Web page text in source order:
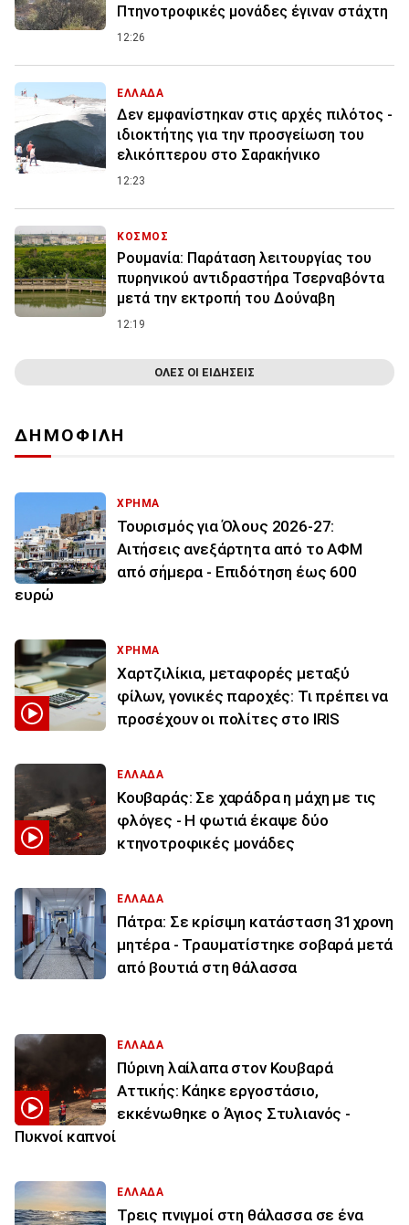
Πτηνοτροφικές μονάδες έγιναν στάχτη
12:26
ΕΛΛΑΔΑ
Δεν εμφανίστηκαν στις αρχές πιλότος -
ιδιοκτήτης για την προσγείωση του
ελικόπτερου στο Σαρακήνικο
12:23
ΚΟΣΜΟΣ
Ρουμανία: Παράταση λειτουργίας του
πυρηνικού αντιδραστήρα Τσερναβόντα
μετά την εκτροπή του Δούναβη
12:19
ΟΛΕΣ ΟΙ ΕΙΔΗΣΕΙΣ
ΔΗΜΟΦΙΛΗ
ΧΡΗΜΑ
Τουρισμός για Όλους 2026-27:
Αιτήσεις ανεξάρτητα από το ΑΦΜ
από σήμερα - Επιδότηση έως 600
ευρώ
ΧΡΗΜΑ
Χαρτζιλίκια, μεταφορές μεταξύ
φίλων, γονικές παροχές: Τι πρέπει να
προσέχουν οι πολίτες στο IRIS
ΕΛΛΑΔΑ
Κουβαράς: Σε χαράδρα η μάχη με τις
φλόγες - Η φωτιά έκαψε δύο
κτηνοτροφικές μονάδες
ΕΛΛΑΔΑ
Πάτρα: Σε κρίσιμη κατάσταση 31χρονη
μητέρα - Τραυματίστηκε σοβαρά μετά
από βουτιά στη θάλασσα
ΕΛΛΑΔΑ
Πύρινη λαίλαπα στον Κουβαρά
Αττικής: Κάηκε εργοστάσιο,
εκκένωθηκε ο Άγιος Στυλιανός -
Πυκνοί καπνοί
ΕΛΛΑΔΑ
Τρεις πνιγμοί στη θάλασσα σε ένα